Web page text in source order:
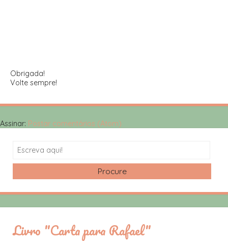
Obrigada!
Volte sempre!
Assinar: Postar comentários (Atom)
Search
Livro "Carta para Rafael"